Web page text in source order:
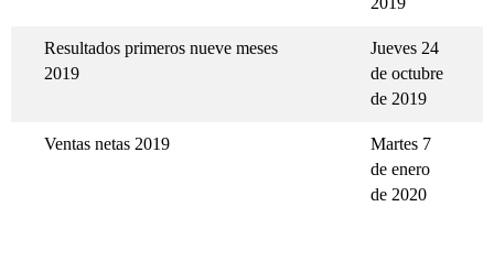
Resultados primeros nueve meses
2019
Jueves 24
de octubre
de 2019
Ventas netas 2019
Martes 7
de enero
de 2020